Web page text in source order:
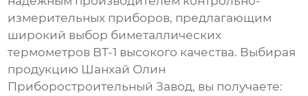
измерительных приборов, предлагающим
широкий выбор биметаллических
термометров BT-1 высокого качества. Выбирая
продукцию Шанхай Олин
Приборостроительный Завод, вы получаете: